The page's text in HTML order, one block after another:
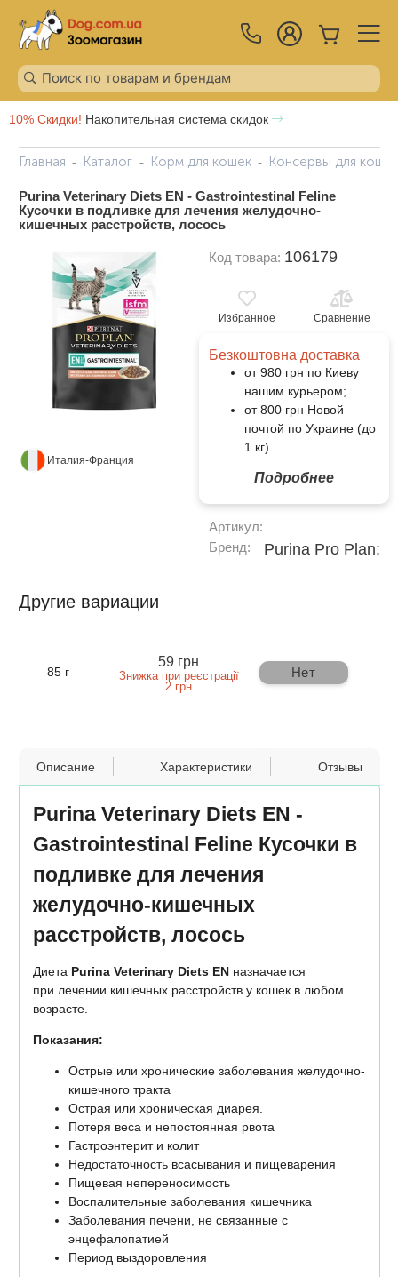
10% Скидки! Накопительная система скидок
Главная Каталог Корм для кошек Консервы для кошек
Purina Veterinary Diets EN - Gastrointestinal Feline
Кусочки в подливке для лечения желудочно-
кишечных расстройств, лосось
Италия-Франция
Код товара: 106179
Избранное Сравнение
Безкоштовна доставка
от 980 грн по Киеву
нашим курьером;
от 800 грн Новой
почтой по Украине (до
1 кг)
Подробнее
Артикул:
Бренд:
Purina Pro Plan;
Другие вариации
85 г
59 грн
Знижка при реєстрації
2 грн
Нет
Описание Характеристики Отзывы
Purina Veterinary Diets EN -
Gastrointestinal Feline Кусочки в
подливке для лечения
желудочно-кишечных
расстройств, лосось
Диета Purina Veterinary Diets ENназначается
при лечении кишечных расстройств у кошек в любом
возрасте.
Показания:
Острые или хронические заболевания желудочно-
кишечного тракта
Острая или хроническая диарея.
Потеря веса и непостоянная рвота
Гастроэнтерит и колит
Недостаточность всасывания и пищеварения
Пищевая непереносимость
Воспалительные заболевания кишечника
Заболевания печени, не связанные с
энцефалопатией
Период выздоровления